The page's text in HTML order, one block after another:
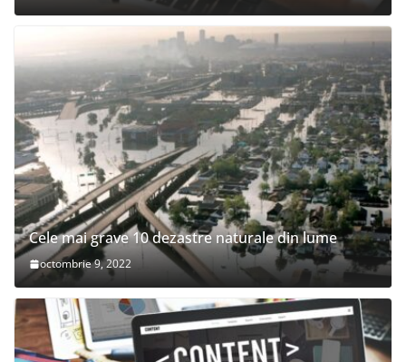
Cele mai grave 10 dezastre naturale din lume
octombrie 9, 2022